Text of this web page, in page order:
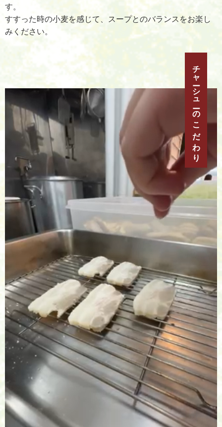
チャーシューのこだわり
す。
すすった時の小麦を感じて、スープとのバランスをお楽し
みください。